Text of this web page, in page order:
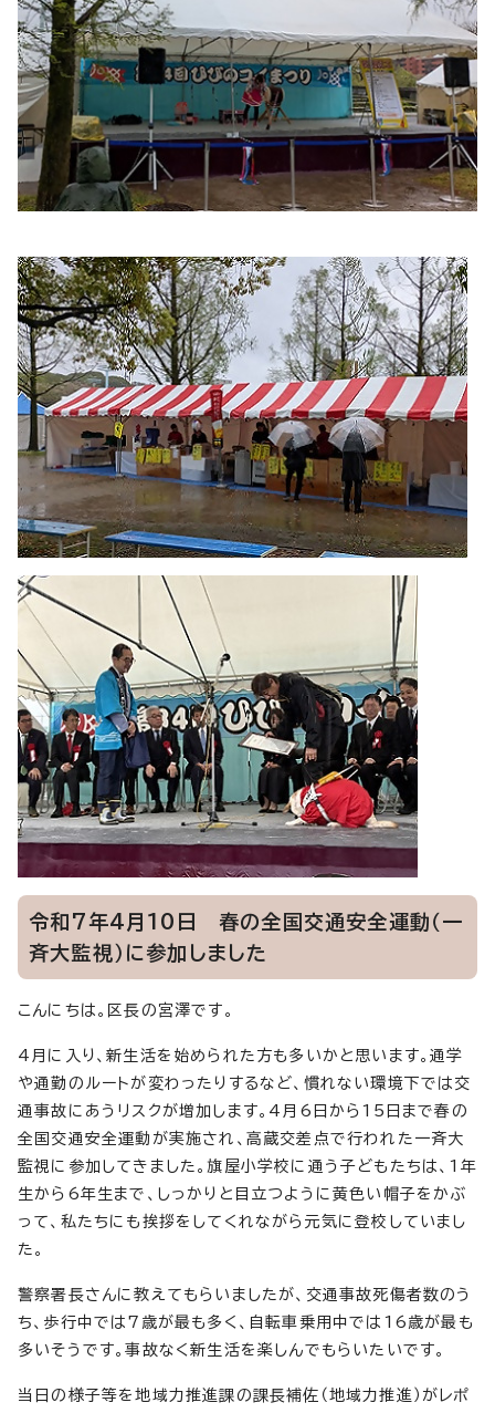
令和7年4月10日 春の全国交通安全運動（一
斉大監視）に参加しました
こんにちは。区長の宮澤です。
4月に入り、新生活を始められた方も多いかと思います。通学
や通勤のルートが変わったりするなど、慣れない環境下では交
通事故にあうリスクが増加します。4月6日から15日まで春の
全国交通安全運動が実施され、高蔵交差点で行われた一斉大
監視に参加してきました。旗屋小学校に通う子どもたちは、1年
生から6年生まで、しっかりと目立つように黄色い帽子をかぶ
って、私たちにも挨拶をしてくれながら元気に登校していまし
た。
警察署長さんに教えてもらいましたが、交通事故死傷者数のう
ち、歩行中では7歳が最も多く、自転車乗用中では16歳が最も
多いそうです。事故なく新生活を楽しんでもらいたいです。
当日の様子等を地域力推進課の課長補佐（地域力推進）がレポ